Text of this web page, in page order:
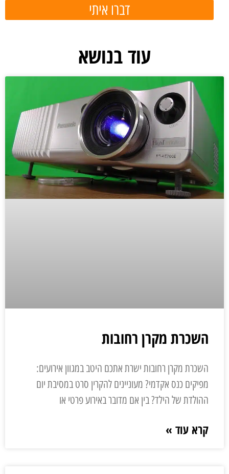
דברו איתי
עוד בנושא
השכרת מקרן רחובות
השכרת מקרן רחובות ישרת אתכם היטב במגוון אירועים:
מפיקים כנס אקדמי? מעוניינים להקרין סרט במסיבת יום
ההולדת של הילד? בין אם מדובר באירוע פרטי או
קרא עוד »